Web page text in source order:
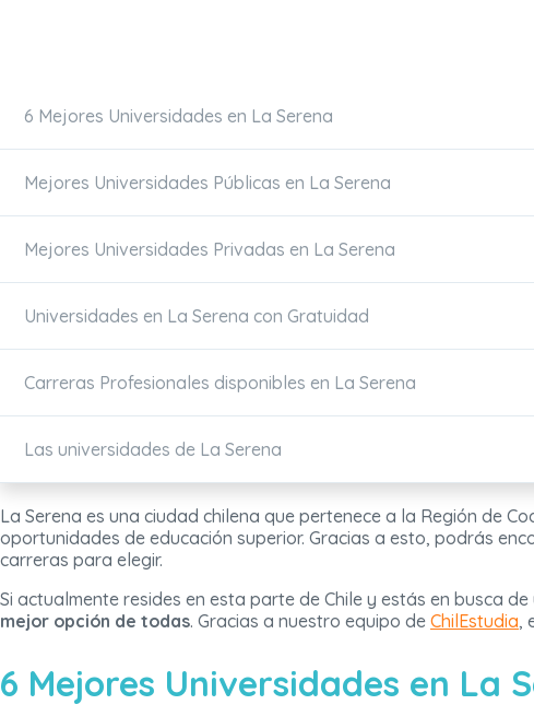
6 Mejores Universidades en La Serena
Mejores Universidades Públicas en La Serena
Mejores Universidades Privadas en La Serena
Universidades en La Serena con Gratuidad
Carreras Profesionales disponibles en La Serena
Las universidades de La Serena
La Serena es una ciudad chilena que pertenece a la Región de
oportunidades de educación superior. Gracias a esto, podrás
carreras para elegir.
Si actualmente resides en esta parte de Chile y estás en busca
mejor opción de todas. Gracias a nuestro equipo de ChilEstudia,
6 Mejores Universidades en La